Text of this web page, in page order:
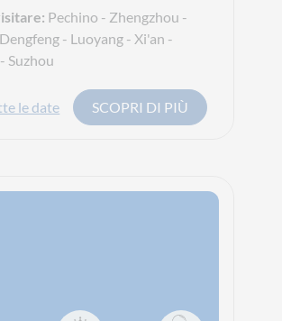
Pechino - Zhengzhou -
- Luoyang - Xi'an -
Suzhou
le date SCOPRI DI PIÙ